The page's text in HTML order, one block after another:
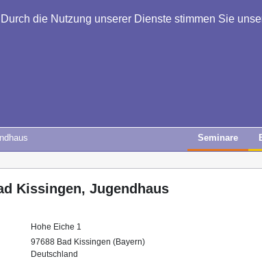
die Nutzung unserer Dienste stimmen Sie
Seminare
Kissingen, Jugendhaus
Hohe Eiche 1
97688 Bad Kissingen (Bayern)
Deutschland